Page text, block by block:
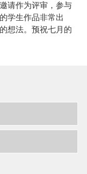
请作为评审，参与
学生作品非常出
想法。预祝七月的